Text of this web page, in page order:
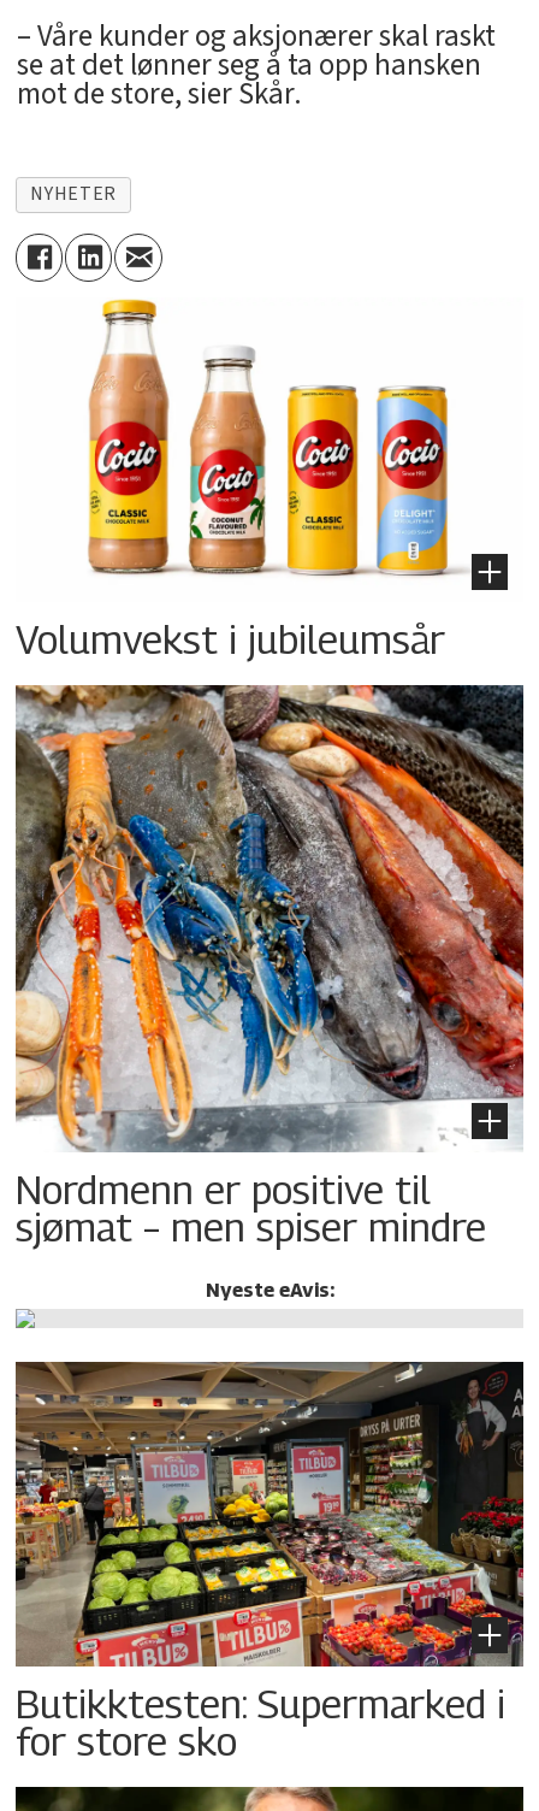
– Våre kunder og aksjonærer skal raskt
se at det lønner seg å ta opp hansken
mot de store, sier Skår.
NYHETER
Volumvekst i jubileumsår
Nordmenn er positive til
sjømat – men spiser mindre
Nyeste eAvis:
Butikktesten: Supermarked i
for store sko